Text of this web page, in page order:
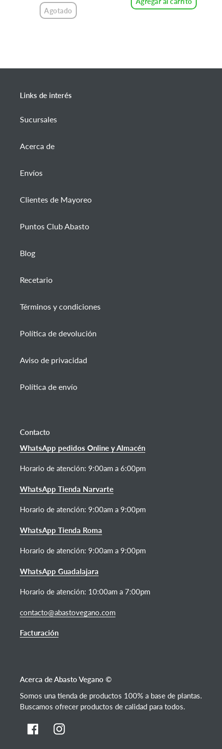
Agotado
Links de interés
Sucursales
Acerca de
Envíos
Clientes de Mayoreo
Puntos Club Abasto
Blog
Recetario
Términos y condiciones
Política de devolución
Aviso de privacidad
Política de envío
Contacto
WhatsApp pedidos Online y Almacén
Horario de atención: 9:00am a 6:00pm
WhatsApp Tienda Narvarte
Horario de atención: 9:00am a 9:00pm
WhatsApp Tienda Roma
Horario de atención: 9:00am a 9:00pm
WhatsApp Guadalajara
Horario de atención: 10:00am a 7:00pm
contacto@abastovegano.com
Facturación
Acerca de Abasto Vegano ©
Somos una tienda de productos 100% a base de plantas.
Buscamos ofrecer productos de calidad para todos.
FacebookInstagram